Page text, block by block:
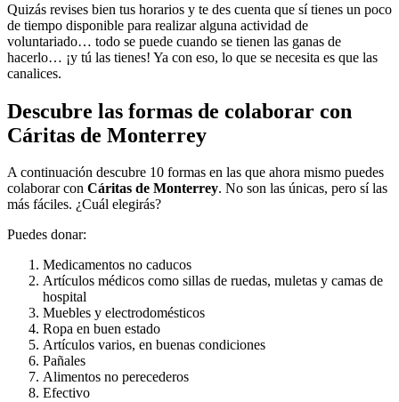
Quizás revises bien tus horarios y te des cuenta que sí tienes un poco
de tiempo disponible para realizar alguna actividad de
voluntariado… todo se puede cuando se tienen las ganas de
hacerlo… ¡y tú las tienes! Ya con eso, lo que se necesita es que las
canalices.
Descubre las formas de colaborar con
Cáritas de Monterrey
A continuación descubre 10 formas en las que ahora mismo puedes
colaborar con Cáritas de Monterrey. No son las únicas, pero sí las
más fáciles. ¿Cuál elegirás?
Puedes donar:
Medicamentos no caducos
Artículos médicos como sillas de ruedas, muletas y camas de
hospital
Muebles y electrodomésticos
Ropa en buen estado
Artículos varios, en buenas condiciones
Pañales
Alimentos no perecederos
Efectivo